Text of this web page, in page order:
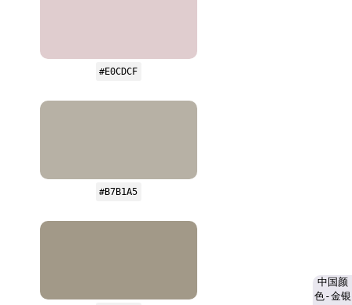
中国颜
色-金银
#E0CDCF
#B7B1A5